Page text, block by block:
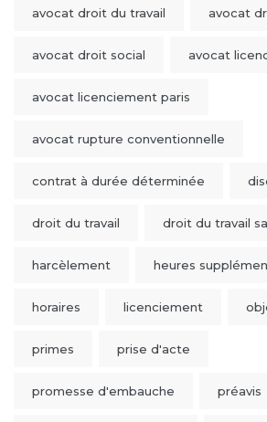
avocat droit du travail avocat
avocat droit social avocat
avocat licenciement paris
avocat rupture conventionnelle
contrat à durée déterminée
droit du travail droit du travail
harcèlement heures
horaires licenciement
primes prise d'acte
promesse d'embauche préavis